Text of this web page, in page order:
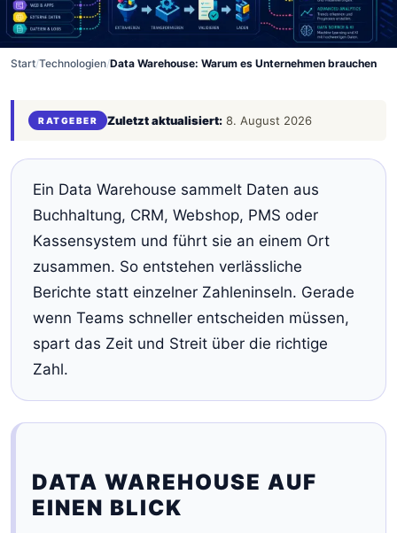
Start/Technologien/Data Warehouse: Warum es Unternehmen brauchen
RATGEBER Zuletzt aktualisiert: 8. August 2026
Ein Data Warehouse sammelt Daten aus
Buchhaltung, CRM, Webshop, PMS oder
Kassensystem und führt sie an einem Ort
zusammen. So entstehen verlässliche
Berichte statt einzelner Zahleninseln. Gerade
wenn Teams schneller entscheiden müssen,
spart das Zeit und Streit über die richtige
Zahl.
DATA WAREHOUSE AUF
EINEN BLICK